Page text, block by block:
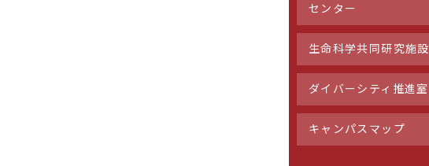
センター
生命科学共同研究施設
ダイバーシティ推進室
キャンパスマップ